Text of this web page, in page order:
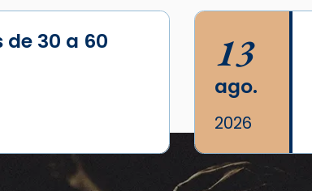
30 a 60
13
ago.
2026
Eventos